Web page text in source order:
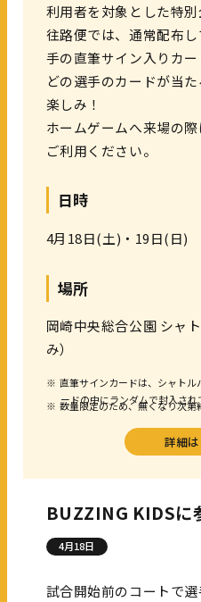
利用者を対象とした特別
往路便では、通常配布
手の直筆サイン入りカー
どの選手のカードが当
楽しみ！
ホームゲームへ来場の
ご利用ください。
日時
4月18日(土)・19日(日)
場所
岡崎中央総合公園 シャ
み）
※ 直筆サインカードは、シャト
ードの中にランダムで封入され
※ 数量限定のため、無くなり次第
詳細
BUZZING KIDSに
4月18日
試合開始前のコートで